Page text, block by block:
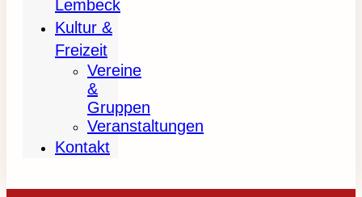
Lembeck
Kultur &
Freizeit
Vereine
&
Gruppen
Veranstaltungen
Kontakt